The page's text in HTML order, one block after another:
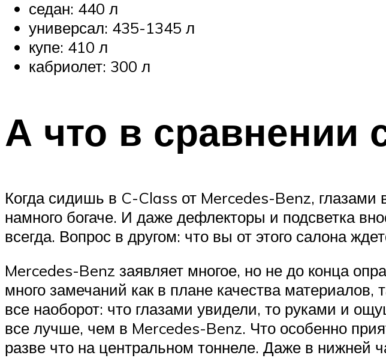
седан: 440 л
универсал: 435-1345 л
купе: 410 л
кабриолет: 300 л
А что в сравнении
Когда сидишь в C-Class от Mercedes-Benz,
намного богаче. И даже дефлекторы и подсветка
всегда. Вопрос в другом: что вы от этого салона
Mercedes-Benz заявляет многое, но не до конца
много замечаний как в плане качества
все наоборот: что глазами увидели, то руками и
все лучше, чем в Mercedes-Benz. Что особенно
разве что на центральном тоннеле. Даже в нижней